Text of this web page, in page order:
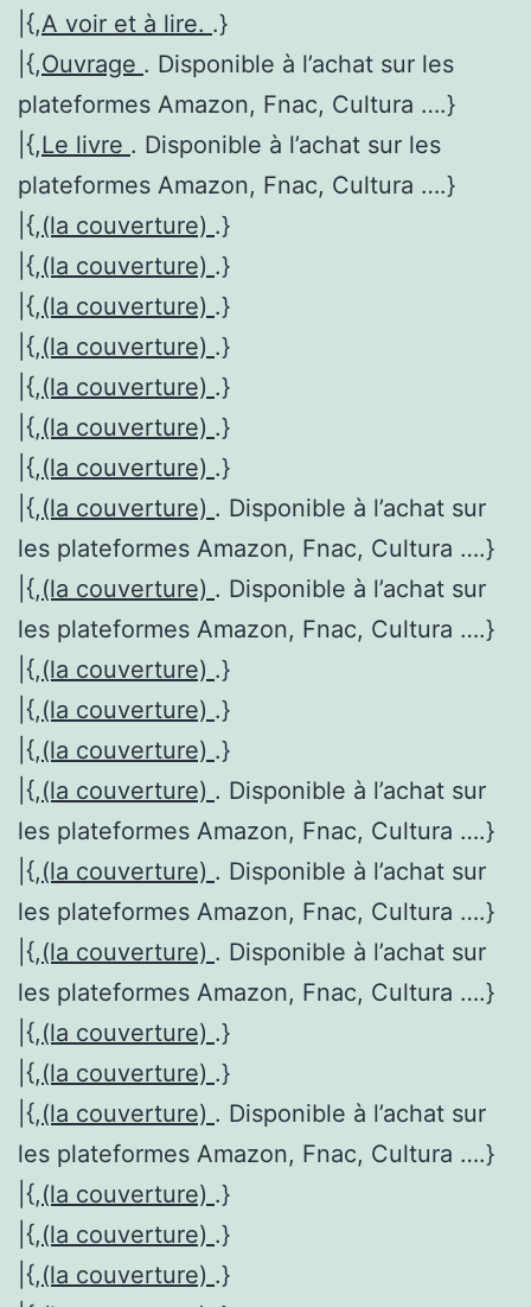
|{,A voir et à lire. .}
|{,Ouvrage . Disponible à l’achat sur les
plateformes Amazon, Fnac, Cultura ….}
|{,Le livre . Disponible à l’achat sur les
plateformes Amazon, Fnac, Cultura ….}
|{,(la couverture) .}
|{,(la couverture) .}
|{,(la couverture) .}
|{,(la couverture) .}
|{,(la couverture) .}
|{,(la couverture) .}
|{,(la couverture) .}
|{,(la couverture) . Disponible à l’achat sur
les plateformes Amazon, Fnac, Cultura ….}
|{,(la couverture) . Disponible à l’achat sur
les plateformes Amazon, Fnac, Cultura ….}
|{,(la couverture) .}
|{,(la couverture) .}
|{,(la couverture) .}
|{,(la couverture) . Disponible à l’achat sur
les plateformes Amazon, Fnac, Cultura ….}
|{,(la couverture) . Disponible à l’achat sur
les plateformes Amazon, Fnac, Cultura ….}
|{,(la couverture) . Disponible à l’achat sur
les plateformes Amazon, Fnac, Cultura ….}
|{,(la couverture) .}
|{,(la couverture) .}
|{,(la couverture) . Disponible à l’achat sur
les plateformes Amazon, Fnac, Cultura ….}
|{,(la couverture) .}
|{,(la couverture) .}
|{,(la couverture) .}